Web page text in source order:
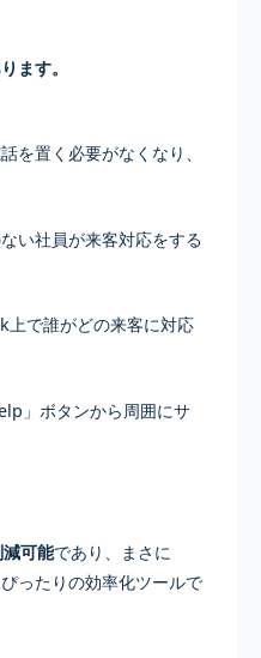
ます。
を置く必要がなくなり、
ない社員が来客対応をする
上で誰がどの来客に対応
」ボタンから周囲にサ
可能であり、まさに
ったりの効率化ツールで